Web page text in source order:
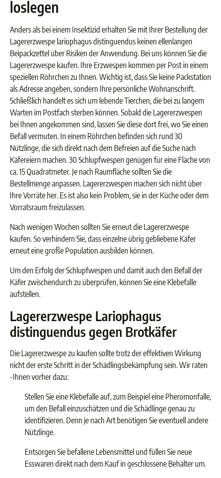
loslegen
Anders als bei einem Insektizid erhalten Sie mit Ihrer Bestellung der
Lagererzwespe lariophagus distinguendus keinen ellenlangen
Beipackzettel über Risiken der Anwendung. Bei uns können Sie die
Lagererzwespe kaufen. Ihre Erzwespen kommen per Post in einem
speziellen Röhrchen zu Ihnen. Wichtig ist, dass Sie keine Packstation
als Adresse angeben, sondern Ihre persönliche Wohnanschrift.
Schließlich handelt es sich um lebende Tierchen, die bei zu langem
Warten im Postfach sterben können. Sobald die Lagererzwespen
bei Ihnen angekommen sind, lassen Sie diese dort frei, wo Sie einen
Befall vermuten. In einem Röhrchen befinden sich rund 30
Nützlinge, die sich direkt nach dem Befreien auf die Suche nach
Käfereiern machen. 30 Schlupfwespen genügen für eine Fläche von
ca. 15 Quadratmeter. Je nach Raumfläche sollten Sie die
Bestellmenge anpassen. Lagererzwespen machen sich nicht über
Ihre Vorräte her. Es ist also kein Problem, sie in der Küche oder dem
Vorratsraum freizulassen.
Nach wenigen Wochen sollten Sie erneut die Lagererzwespe
kaufen. So verhindern Sie, dass einzelne übrig gebliebene Käfer
erneut eine große Population ausbilden können.
Um den Erfolg der Schlupfwespen und damit auch den Befall der
Käfer zwischendurch zu überprüfen, können Sie eine Klebefalle
aufstellen.
Lagererzwespe Lariophagus
distinguendus gegen Brotkäfer
Die Lagererzwespe zu kaufen sollte trotz der effektiven Wirkung
nicht der erste Schritt in der Schädlingsbekämpfung sein. Wir raten
-Ihnen vorher dazu:
Stellen Sie eine Klebefalle auf, zum Beispiel eine Pheromonfalle,
um den Befall einzuschätzen und die Schädlinge genau zu
identifizieren. Denn je nach Art benötigen Sie eventuell andere
Nützlinge.
Entsorgen Sie befallene Lebensmittel und füllen Sie neue
Esswaren direkt nach dem Kauf in geschlossene Behälter um.